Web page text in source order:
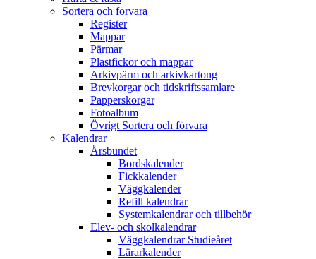
Sortera och förvara
Register
Mappar
Pärmar
Plastfickor och mappar
Arkivpärm och arkivkartong
Brevkorgar och tidskriftssamlare
Papperskorgar
Fotoalbum
Övrigt Sortera och förvara
Kalendrar
Årsbundet
Bordskalender
Fickkalender
Väggkalender
Refill kalendrar
Systemkalendrar och tillbehör
Elev- och skolkalendrar
Väggkalendrar Studieåret
Lärarkalender